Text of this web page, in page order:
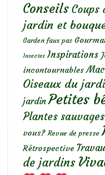
Conseils Coups
jardin et
Garden faux pas
Insectes Inspirations
incontournables
Oiseaux du
jardin Petites
Plantes sauvages
vous? Revue de presse
Rétrospective
de jardins